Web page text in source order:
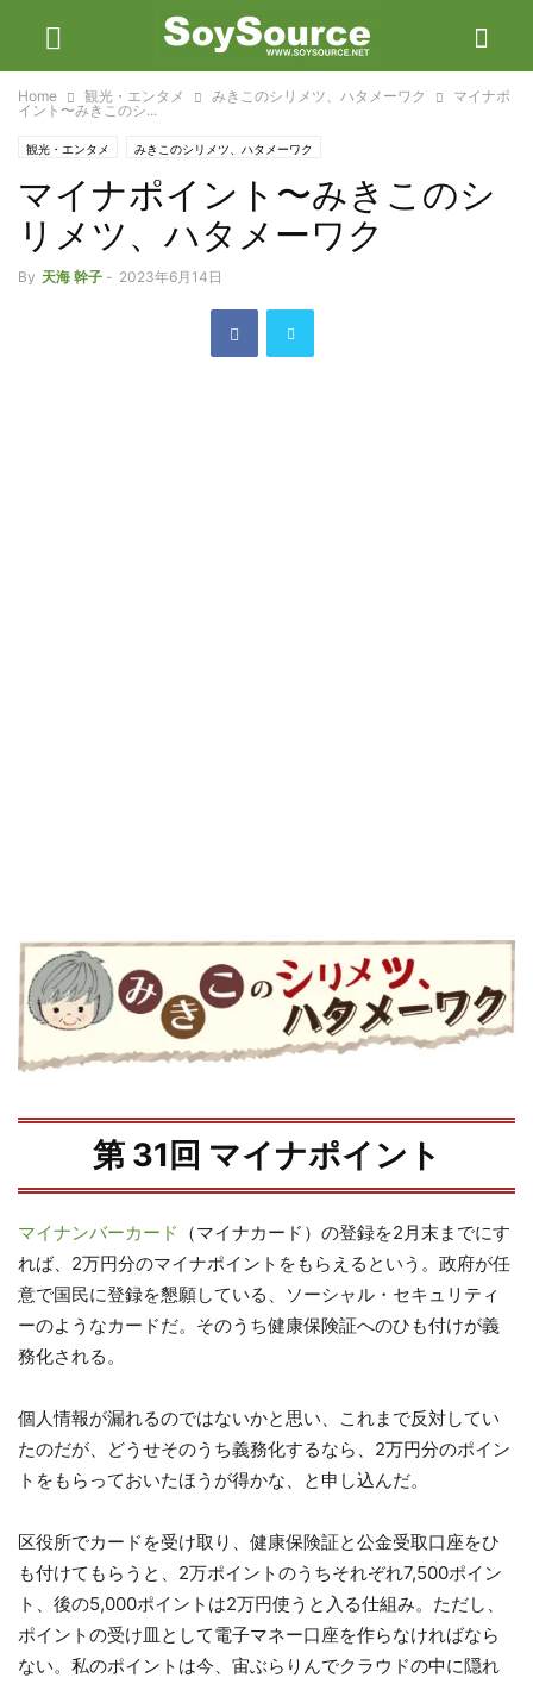
Home 観光・エンタメ みきこのシリメツ、ハタメーワク
マイナポ
イント〜みきこのシ...
観光・エンタメ みきこのシリメツ、ハタメーワク
マイナポイント〜みきこのシ
リメツ、ハタメーワク
By 天海 幹子 - 2023年6月14日
第 31回 マイナポイント
マイナンバーカード （マイナカード）の登録を2月末までにす
れば、2万円分のマイナポイントをもらえるという。政府が任
意で国民に登録を懇願している、ソーシャル・セキュリティ
ーのようなカードだ。そのうち健康保険証へのひも付けが義
務化される。
個人情報が漏れるのではないかと思い、これまで反対してい
たのだが、どうせそのうち義務化するなら、2万円分のポイン
トをもらっておいたほうが得かな、と申し込んだ。
区役所でカードを受け取り、健康保険証と公金受取口座をひ
も付けてもらうと、2万ポイントのうちそれぞれ7,500ポイン
ト、後の5,000ポイントは2万円使うと入る仕組み。ただし、
ポイントの受け皿として電子マネー口座を作らなければなら
ない。私のポイントは今、宙ぶらりんでクラウドの中に隠れ